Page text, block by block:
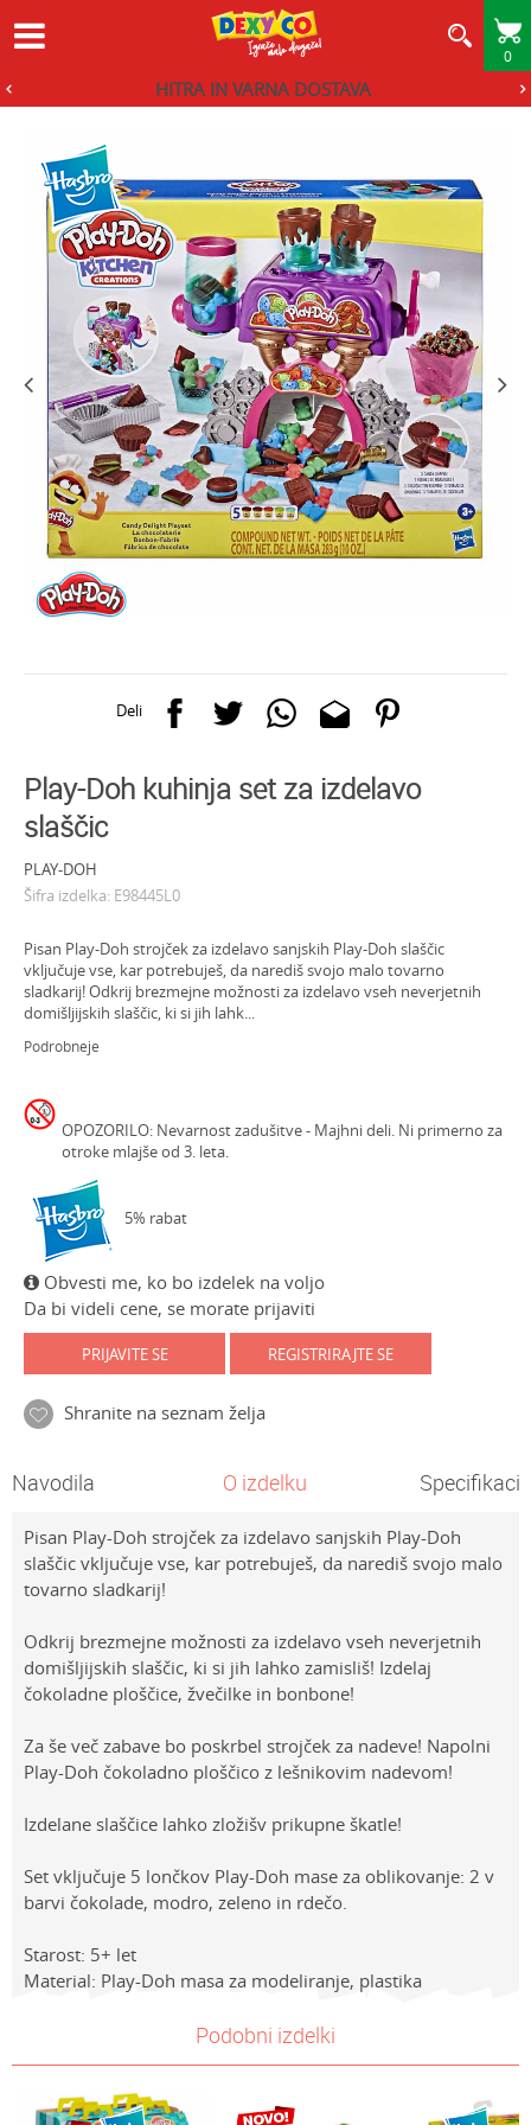
0
HITRA IN VARNA DOSTAVA
Deli
Play-Doh kuhinja set za izdelavo
slaščic
PLAY-DOH
Šifra izdelka: E98445L0
Pisan Play-Doh strojček za izdelavo sanjskih Play-Doh slaščic
vključuje vse, kar potrebuješ, da narediš svojo malo tovarno
sladkarij! Odkrij brezmejne možnosti za izdelavo vseh neverjetnih
domišljijskih slaščic, ki si jih lahk...
Podrobneje
OPOZORILO: Nevarnost zadušitve - Majhni deli. Ni primerno za
otroke mlajše od 3. leta.
5% rabat
Obvesti me, ko bo izdelek na voljo
Da bi videli cene, se morate prijaviti
PRIJAVITE SE REGISTRIRAJTE SE
Shranite na seznam želja
Navodila O izdelku
Pisan Play-Doh strojček za izdelavo sanjskih Play-Doh
slaščic vključuje vse, kar potrebuješ, da narediš svojo malo
tovarno sladkarij!
Odkrij brezmejne možnosti za izdelavo vseh neverjetnih
domišljijskih slaščic, ki si jih lahko zamisliš! Izdelaj
čokoladne ploščice, žvečilke in bonbone!
Za še več zabave bo poskrbel strojček za nadeve! Napolni
Play-Doh čokoladno ploščico z lešnikovim nadevom!
Izdelane slaščice lahko zložišv prikupne škatle!
Set vključuje 5 lončkov Play-Doh mase za oblikovanje: 2 v
barvi čokolade, modro, zeleno in rdečo.
Starost: 5+ let
Material: Play-Doh masa za modeliranje, plastika
PLAY-DOH
E-mail
Prenesi navodila za uporabo
Podobni izdelki